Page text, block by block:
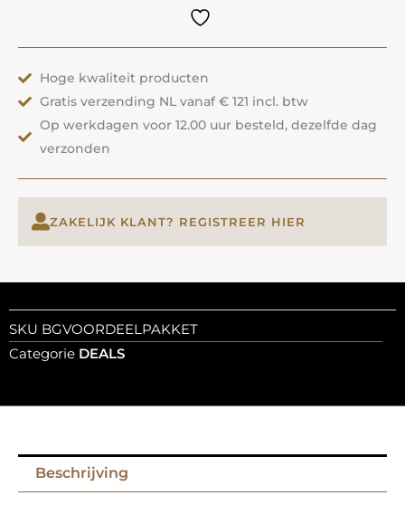
Hoge kwaliteit producten
Gratis verzending NL vanaf € 121 incl. btw
Op werkdagen voor 12.00 uur besteld, dezelfde dag
verzonden
ZAKELIJK KLANT? REGISTREER HIER
SKU BGVOORDEELPAKKET
Categorie DEALS
Beschrijving